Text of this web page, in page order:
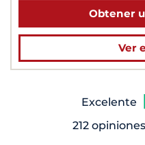
Obtener
Ver
Excelente
212